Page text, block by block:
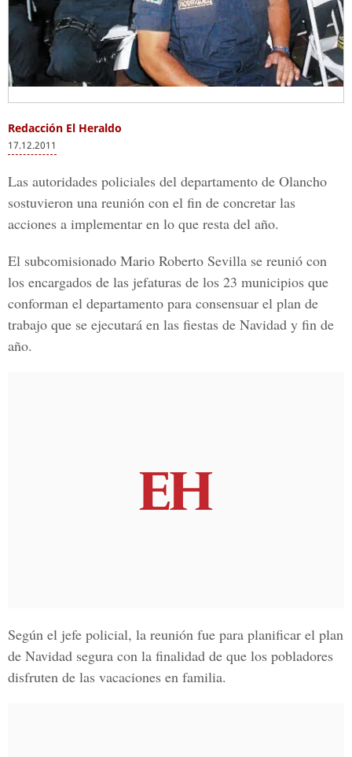
Redacción El Heraldo
17.12.2011
Las autoridades policiales del departamento de Olancho
sostuvieron una reunión con el fin de concretar las
acciones a implementar en lo que resta del año.
El subcomisionado Mario Roberto Sevilla se reunió con
los encargados de las jefaturas de los 23 municipios que
conforman el departamento para consensuar el plan de
trabajo que se ejecutará en las fiestas de Navidad y fin de
año.
Según el jefe policial, la reunión fue para planificar el plan
de Navidad segura con la finalidad de que los pobladores
disfruten de las vacaciones en familia.